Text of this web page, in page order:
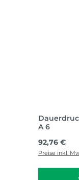
A 6
Regulärer
92,76 €
Preise inkl.